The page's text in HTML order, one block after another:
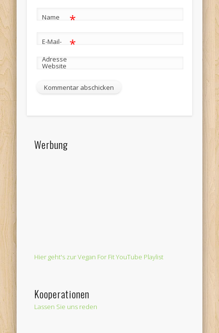
Name *
E-Mail-
Adresse
*
Website
Werbung
Hier geht's zur Vegan For Fit YouTube Playlist
Kooperationen
Lassen Sie uns reden